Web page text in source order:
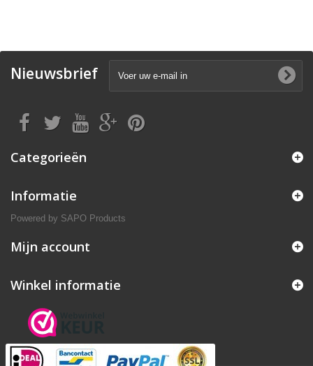
Nieuwsbrief
Categorieën
Informatie
Powered by SAPO Products
Mijn account
Winkel informatie